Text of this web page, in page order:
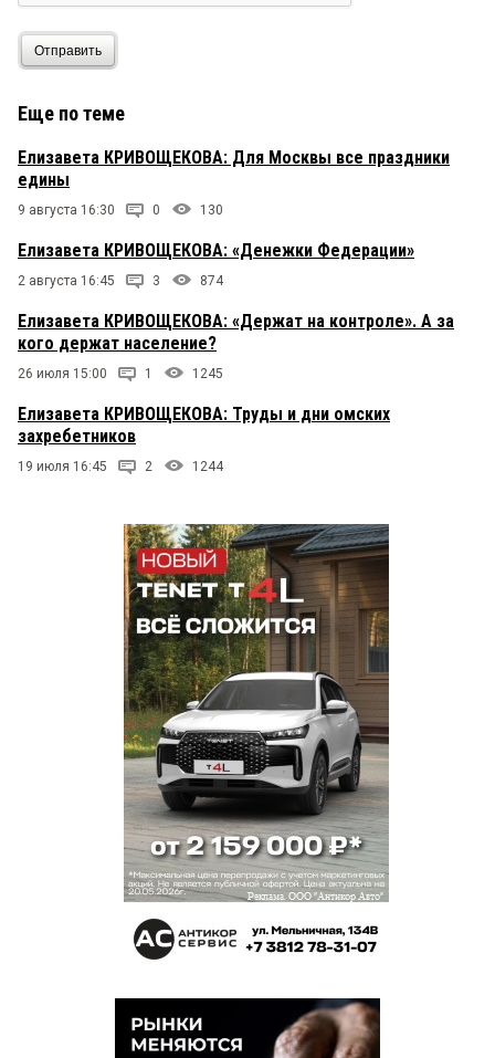
Отправить
Еще по теме
Елизавета КРИВОЩЕКОВА: Для Москвы все праздники
едины
9 августа 16:30 0 130
Елизавета КРИВОЩЕКОВА: «Денежки Федерации»
2 августа 16:45 3 874
Елизавета КРИВОЩЕКОВА: «Держат на контроле». А за
кого держат население?
26 июля 15:00 1 1245
Елизавета КРИВОЩЕКОВА: Труды и дни омских
захребетников
19 июля 16:45 2 1244